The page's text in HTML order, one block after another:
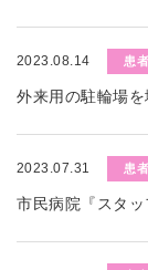
2023.08.14 患
外来用の駐輪場
2023.07.31 患
市民病院『スタッ